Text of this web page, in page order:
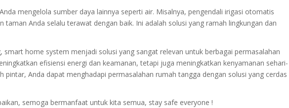
mengelola sumber daya lainnya seperti air. Misalnya, pengendali irigasi otomatis
Anda selalu terawat dengan baik. Ini adalah solusi yang ramah lingkungan dan
smart home system menjadi solusi yang sangat relevan untuk berbagai permasalahan
efisiensi energi dan keamanan, tetapi juga meningkatkan kenyamanan sehari-
pintar, Anda dapat menghadapi permasalahan rumah tangga dengan solusi yang cerdas
semoga bermanfaat untuk kita semua, stay safe everyone !